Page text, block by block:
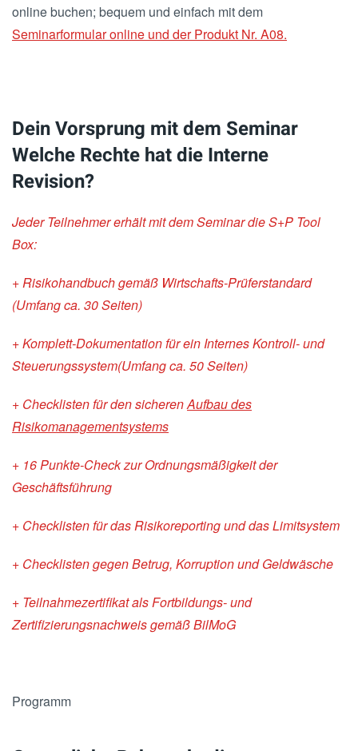
online buchen; bequem und einfach mit dem
Seminarformular online und der Produkt Nr. A08.
Dein Vorsprung mit dem Seminar
Welche Rechte hat die Interne
Revision?
Jeder Teilnehmer erhält mit dem Seminar die S+P Tool
Box:
+ Risikohandbuch gemäß Wirtschafts-Prüferstandard
(Umfang ca. 30 Seiten)
+ Komplett-Dokumentation für ein Internes Kontroll- und
Steuerungssystem(Umfang ca. 50 Seiten)
+ Checklisten für den sicherenAufbau des
Risikomanagementsystems
+ 16 Punkte-Check zur Ordnungsmäßigkeit der
Geschäftsführung
+ Checklisten für das Risikoreporting und das Limitsystem
+ Checklisten gegen Betrug, Korruption und Geldwäsche
+ Teilnahmezertifikat als Fortbildungs- und
Zertifizierungsnachweis gemäß BilMoG
Programm